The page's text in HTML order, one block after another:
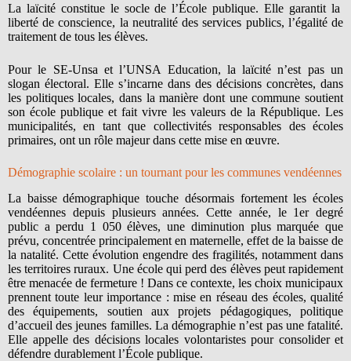
La laïcité constitue le socle de l’École publique. Elle garantit la
liberté de conscience, la neutralité des services publics, l’égalité de
traitement de tous les élèves.
Pour le SE-Unsa et l’UNSA Education, la laïcité n’est pas un
slogan électoral. Elle s’incarne dans des décisions concrètes, dans
les politiques locales, dans la manière dont une commune soutient
son école publique et fait vivre les valeurs de la République. Les
municipalités, en tant que collectivités responsables des écoles
primaires, ont un rôle majeur dans cette mise en œuvre.
Démographie scolaire : un tournant pour les communes vendéennes
La baisse démographique touche désormais fortement les écoles
vendéennes depuis plusieurs années. Cette année, le 1er degré
public a perdu 1 050 élèves, une diminution plus marquée que
prévu, concentrée principalement en maternelle, effet de la baisse de
la natalité. Cette évolution engendre des fragilités, notamment dans
les territoires ruraux. Une école qui perd des élèves peut rapidement
être menacée de fermeture ! Dans ce contexte, les choix municipaux
prennent toute leur importance : mise en réseau des écoles, qualité
des équipements, soutien aux projets pédagogiques, politique
d’accueil des jeunes familles. La démographie n’est pas une fatalité.
Elle appelle des décisions locales volontaristes pour consolider et
défendre durablement l’École publique.